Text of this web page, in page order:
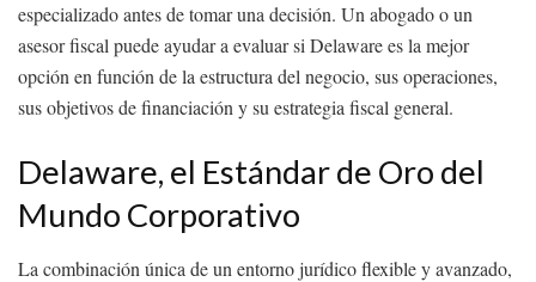
especializado antes de tomar una decisión. Un abogado o un
asesor fiscal puede ayudar a evaluar si Delaware es la mejor
opción en función de la estructura del negocio, sus operaciones,
sus objetivos de financiación y su estrategia fiscal general.
Delaware, el Estándar de Oro del
Mundo Corporativo
La combinación única de un entorno jurídico flexible y avanzado,